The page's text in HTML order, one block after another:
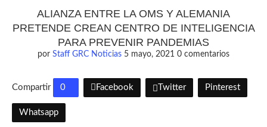
ALIANZA ENTRE LA OMS Y ALEMANIA
PRETENDE CREAN CENTRO DE INTELIGENCIA
PARA PREVENIR PANDEMIAS
por Staff GRC Noticias 5 mayo, 2021 0 comentarios
Compartir 0 Facebook Twitter Pinterest
Whatsapp